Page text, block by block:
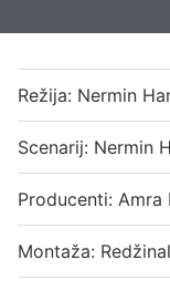
Režija: Nermin
Scenarij: Nermin
Producenti:
Montaža: